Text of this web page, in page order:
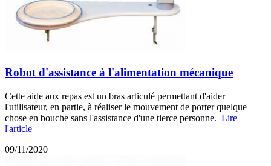
Robot d'assistance à l'alimentation mécanique
Cette aide aux repas est un bras articulé permettant d'aider
l'utilisateur, en partie, à réaliser le mouvement de porter quelque
chose en bouche sans l'assistance d'une tierce personne. Lire
l'article
09/11/2020